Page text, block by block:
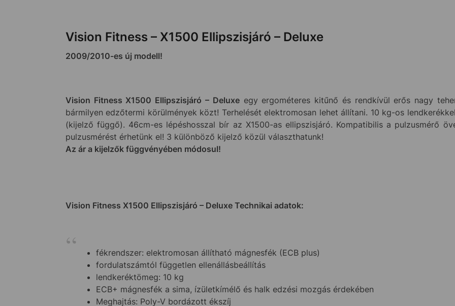
Vision Fitness – X1500 Ellipszisjáró – Deluxe
2009/2010-es új modell!
Vision Fitness X1500 Ellipszisjáró – Deluxeegy ergométeres kitűnő és rendkívül erős nagy
bármilyen edzőtermi körülmények közt! Terhelését elektromosan lehet állítani. 10 kg-os
(kijelző függő). 46cm-es lépéshosszal bír az X1500-as ellipszisjáró. Kompatibilis a pulzusmérő
pulzusmérést érhetünk el! 3 különböző kijelző közül választhatunk!
Az ár a kijelzők függvényében módosul!
Vision Fitness X1500 Ellipszisjáró – Deluxe Technikai adatok:
fékrendszer: elektromosan állítható mágnesfék (ECB plus)
fordulatszámtól független ellenállásbeállítás
lendkeréktömeg: 10 kg
ECB+ mágnesfék a sima, ízületkímélő és halk edzési mozgás érdekében
Meghajtás: Poly-V bordázott ékszíj